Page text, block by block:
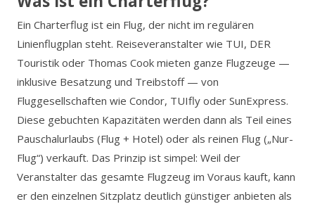
Ein Charterflug ist ein Flug, der nicht im regulären
Linienflugplan steht. Reiseveranstalter wie TUI, DER
Touristik oder Thomas Cook mieten ganze Flugzeuge —
inklusive Besatzung und Treibstoff — von
Fluggesellschaften wie Condor, TUIfly oder SunExpress.
Diese gebuchten Kapazitäten werden dann als Teil eines
Pauschalurlaubs (Flug + Hotel) oder als reinen Flug („Nur-
Flug“) verkauft. Das Prinzip ist simpel: Weil der
Veranstalter das gesamte Flugzeug im Voraus kauft, kann
er den einzelnen Sitzplatz deutlich günstiger anbieten als